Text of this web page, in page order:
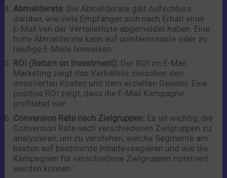
Abmelderate: Die Abmelderate gibt Aufschluss
darüber, wie viele Empfänger sich nach Erhalt einer
E-Mail von der Verteilerliste abgemeldet haben. Eine
hohe Abmelderate kann auf uninteressante oder zu
häufige E-Mails hinweisen.
ROI (Return on Investment): Der ROI im E-Mail
Marketing zeigt das Verhältnis zwischen den
investierten Kosten und dem erzielten Gewinn. Eine
positive ROI zeigt, dass die E-Mail Kampagne
profitabel war.
Conversion Rate nach Zielgruppen: Es ist wichtig, die
Conversion Rate nach verschiedenen Zielgruppen zu
analysieren, um zu verstehen, welche Segmente am
besten auf bestimmte Inhalte reagieren und wie die
Kampagnen für verschiedene Zielgruppen optimiert
werden können.